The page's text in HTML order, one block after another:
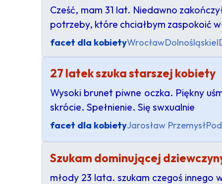
Cześć, mam 31 lat. Niedawno
potrzeby, które chciałbym zaspokoić
facet dla kobietyWrocławDolnośląskie
27 latek szuka starszej kobiety
Wysoki brunet piwne oczka. Piękny
skrócie. Spełnienie. Się swxualnie
facet dla kobietyJarosław Przemysł
Szukam dominującej
młody 23 lata. szukam czegoś innego